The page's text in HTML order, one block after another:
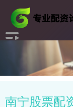
南宁股票配